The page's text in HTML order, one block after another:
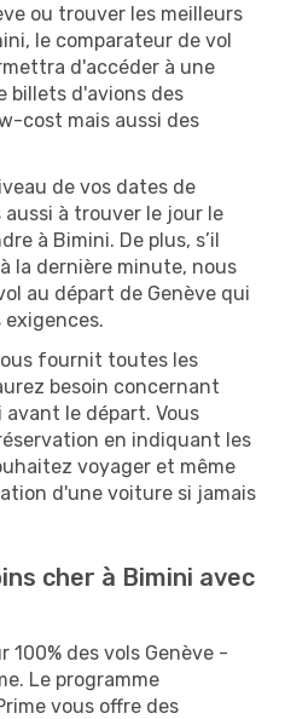
ou trouver les meilleurs
le comparateur de vol
d'accéder à une
billets d'avions des
cost mais aussi des
de vos dates de
à trouver le jour le
à Bimini. De plus, s’il
la dernière minute, nous
au départ de Genève qui
exigences.
fournit toutes les
besoin concernant
le départ. Vous
en indiquant les
voyager et même
d'une voiture si jamais
cher à Bimini avec
des vols Genève -
Le programme
vous offre des